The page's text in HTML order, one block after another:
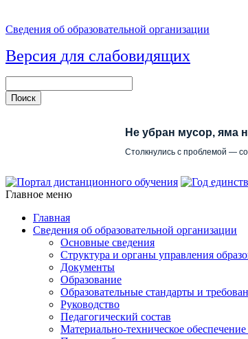
Сведения об образовательной организации
Версия для слабовидящих
Не убран мусор, яма
Столкнулись с проблемой —
Главное меню
Главная
Сведения об образовательной организации
Основные сведения
Структура и органы управления
Документы
Образование
Образовательные стандарты и
Руководство
Педагогический состав
Материально-техническое